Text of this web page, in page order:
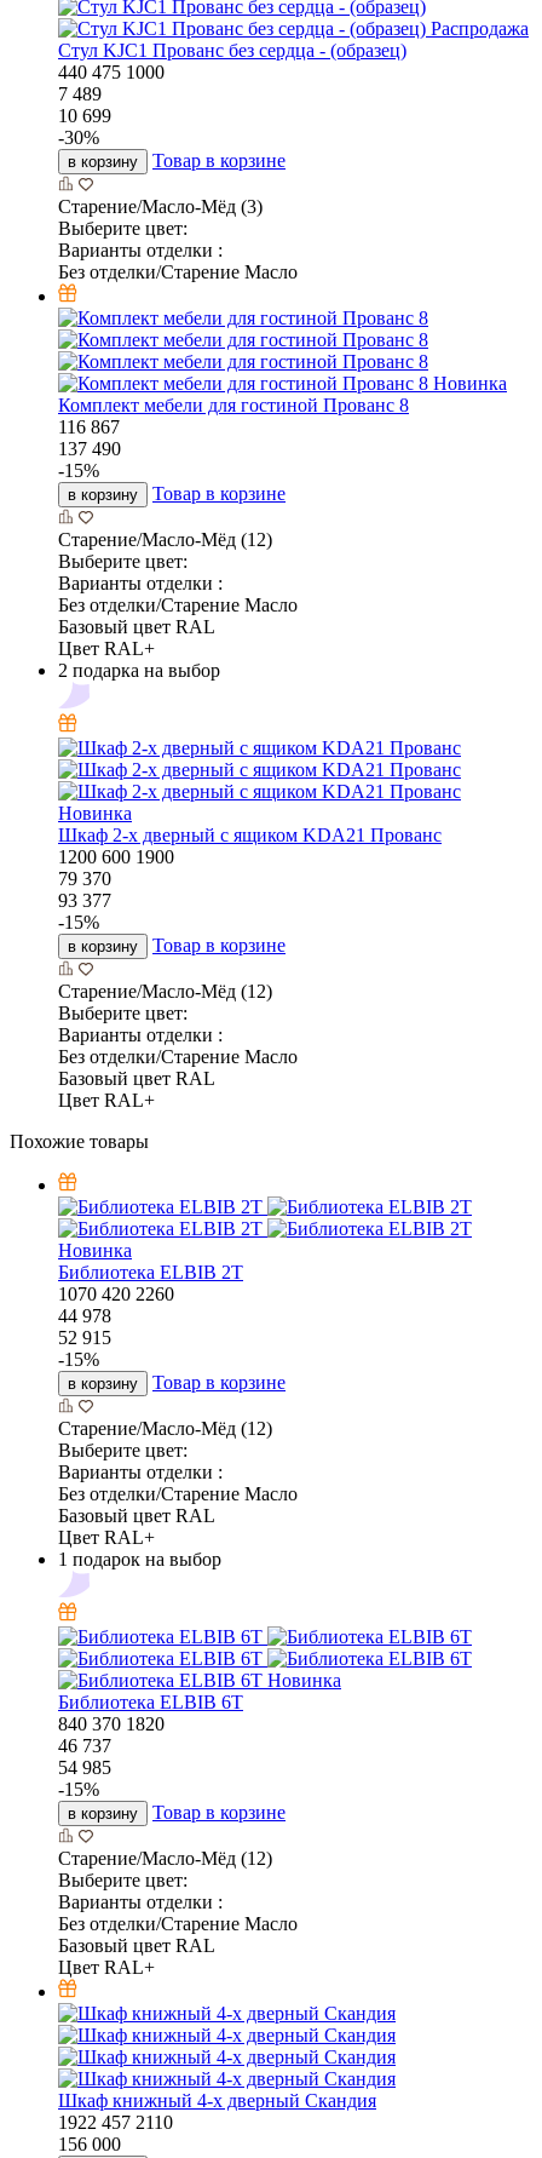
Распродажа
Стул KJC1 Прованс без сердца - (образец)
440 475 1000
7 489
10 699
-30%
в корзину Товар в корзине
Старение/Масло-Мёд (3)
Выберите цвет:
Варианты отделки :
Без отделки/Старение Масло
Новинка
Комплект мебели для гостиной Прованс 8
116 867
137 490
-15%
в корзину Товар в корзине
Старение/Масло-Мёд (12)
Выберите цвет:
Варианты отделки :
Без отделки/Старение Масло
Базовый цвет RAL
Цвет RAL+
2 подарка на выбор
Новинка
Шкаф 2-х дверный с ящиком KDA21 Прованс
1200 600 1900
79 370
93 377
-15%
в корзину Товар в корзине
Старение/Масло-Мёд (12)
Выберите цвет:
Варианты отделки :
Без отделки/Старение Масло
Базовый цвет RAL
Цвет RAL+
Похожие товары
Новинка
Библиотека ELBIB 2T
1070 420 2260
44 978
52 915
-15%
в корзину Товар в корзине
Старение/Масло-Мёд (12)
Выберите цвет:
Варианты отделки :
Без отделки/Старение Масло
Базовый цвет RAL
Цвет RAL+
1 подарок на выбор
Новинка
Библиотека ELBIB 6T
840 370 1820
46 737
54 985
-15%
в корзину Товар в корзине
Старение/Масло-Мёд (12)
Выберите цвет:
Варианты отделки :
Без отделки/Старение Масло
Базовый цвет RAL
Цвет RAL+
Шкаф книжный 4-х дверный Скандия
1922 457 2110
156 000